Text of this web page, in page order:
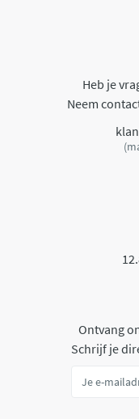
Heb je
Neem
Ontvang
Schrijf je